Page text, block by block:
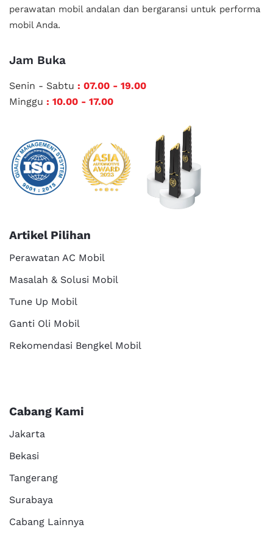
perawatan mobil andalan dan bergaransi untuk performa
mobil Anda.
Jam Buka
Senin - Sabtu : 07.00 - 19.00
Minggu : 10.00 - 17.00
Artikel Pilihan
Perawatan AC Mobil
Masalah & Solusi Mobil
Tune Up Mobil
Ganti Oli Mobil
Rekomendasi Bengkel Mobil
Cabang Kami
Jakarta
Bekasi
Tangerang
Surabaya
Cabang Lainnya